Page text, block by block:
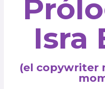
Isra
(el copywriter